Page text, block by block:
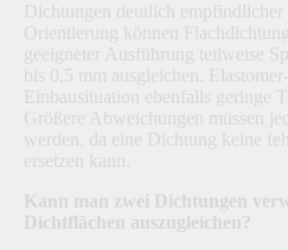
Dichtungen deutlich empfindlicher
Orientierung können
geeigneter Ausführung teilweise
bis 0,5 mm ausgleichen.
Einbausituation ebenfalls geringe
Größere Abweichungen müssen
werden, da eine Dichtung keine
ersetzen kann.
Kann man zwei Dichtungen
Dichtflächen auszugleichen?